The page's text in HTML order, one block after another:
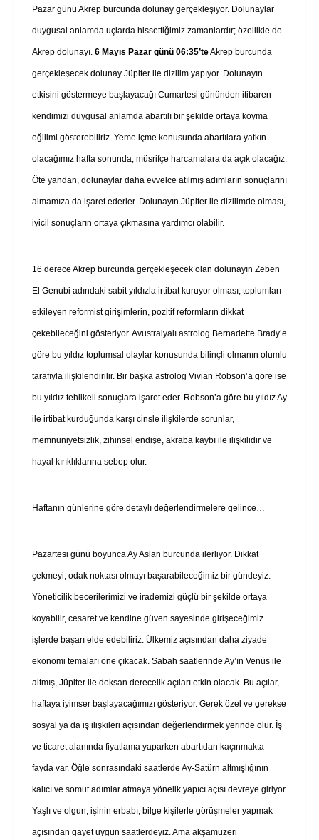
Pazar günü Akrep burcunda dolunay gerçekleşiyor. Dolunaylar
duygusal anlamda uçlarda hissettiğimiz zamanlardır; özellikle de
Akrep dolunayı. 6 Mayıs Pazar günü 06:35’teAkrep burcunda
gerçekleşecek dolunay Jüpiter ile dizilim yapıyor. Dolunayın
etkisini göstermeye başlayacağı Cumartesi gününden itibaren
kendimizi duygusal anlamda abartılı bir şekilde ortaya koyma
eğilimi gösterebiliriz. Yeme içme konusunda abartılara yatkın
olacağımız hafta sonunda, müsrifçe harcamalara da açık olacağız.
Öte yandan, dolunaylar daha evvelce atılmış adımların sonuçlarını
almamıza da işaret ederler. Dolunayın Jüpiter ile dizilimde olması,
iyicil sonuçların ortaya çıkmasına yardımcı olabilir.
16 derece Akrep burcunda gerçekleşecek olan dolunayın Zeben
El Genubi adındaki sabit yıldızla irtibat kuruyor olması, toplumları
etkileyen reformist girişimlerin, pozitif reformların dikkat
çekebileceğini gösteriyor. Avustralyalı astrolog Bernadette Brady’e
göre bu yıldız toplumsal olaylar konusunda bilinçli olmanın olumlu
tarafıyla ilişkilendirilir. Bir başka astrolog Vivian Robson’a göre ise
bu yıldız tehlikeli sonuçlara işaret eder. Robson’a göre bu yıldız Ay
ile irtibat kurduğunda karşı cinsle ilişkilerde sorunlar,
memnuniyetsizlik, zihinsel endişe, akraba kaybı ile ilişkilidir ve
hayal kırıklıklarına sebep olur.
Haftanın günlerine göre detaylı değerlendirmelere gelince…
Pazartesi günü boyunca Ay Aslan burcunda ilerliyor. Dikkat
çekmeyi, odak noktası olmayı başarabileceğimiz bir gündeyiz.
Yöneticilik becerilerimizi ve irademizi güçlü bir şekilde ortaya
koyabilir, cesaret ve kendine güven sayesinde girişeceğimiz
işlerde başarı elde edebiliriz. Ülkemiz açısından daha ziyade
ekonomi temaları öne çıkacak. Sabah saatlerinde Ay’ın Venüs ile
altmış, Jüpiter ile doksan derecelik açıları etkin olacak. Bu açılar,
haftaya iyimser başlayacağımızı gösteriyor. Gerek özel ve gerekse
sosyal ya da iş ilişkileri açısından değerlendirmek yerinde olur. İş
ve ticaret alanında fiyatlama yaparken abartıdan kaçınmakta
fayda var. Öğle sonrasındaki saatlerde Ay-Satürn altmışlığının
kalıcı ve somut adımlar atmaya yönelik yapıcı açısı devreye giriyor.
Yaşlı ve olgun, işinin erbabı, bilge kişilerle görüşmeler yapmak
açısından gayet uygun saatlerdeyiz. Ama akşamüzeri